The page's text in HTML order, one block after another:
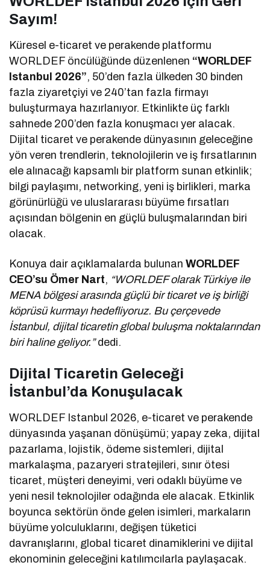
Sayım!
Küresel e-ticaret ve perakende platformu
WORLDEF öncülüğünde düzenlenen “WORLDEF
Istanbul 2026”, 50’den fazla ülkeden 30 binden
fazla ziyaretçiyi ve 240’tan fazla firmayı
buluşturmaya hazırlanıyor. Etkinlikte üç farklı
sahnede 200’den fazla konuşmacı yer alacak.
Dijital ticaret ve perakende dünyasının geleceğine
yön veren trendlerin, teknolojilerin ve iş fırsatlarının
ele alınacağı kapsamlı bir platform sunan etkinlik;
bilgi paylaşımı, networking, yeni iş birlikleri, marka
görünürlüğü ve uluslararası büyüme fırsatları
açısından bölgenin en güçlü buluşmalarından biri
olacak.
Konuya dair açıklamalarda bulunanWORLDEF
CEO’su Ömer Nart, “WORLDEF olarak Türkiye ile
MENA bölgesi arasında güçlü bir ticaret ve iş birliği
köprüsü kurmayı hedefliyoruz. Bu çerçevede
İstanbul, dijital ticaretin global buluşma noktalarından
biri haline geliyor.”dedi.
Dijital Ticaretin Geleceği
İstanbul’da Konuşulacak
WORLDEF Istanbul 2026, e-ticaret ve perakende
dünyasında yaşanan dönüşümü; yapay zeka, dijital
pazarlama, lojistik, ödeme sistemleri, dijital
markalaşma, pazaryeri stratejileri, sınır ötesi
ticaret, müşteri deneyimi, veri odaklı büyüme ve
yeni nesil teknolojiler odağında ele alacak. Etkinlik
boyunca sektörün önde gelen isimleri, markaların
büyüme yolculuklarını, değişen tüketici
davranışlarını, global ticaret dinamiklerini ve dijital
ekonominin geleceğini katılımcılarla paylaşacak.